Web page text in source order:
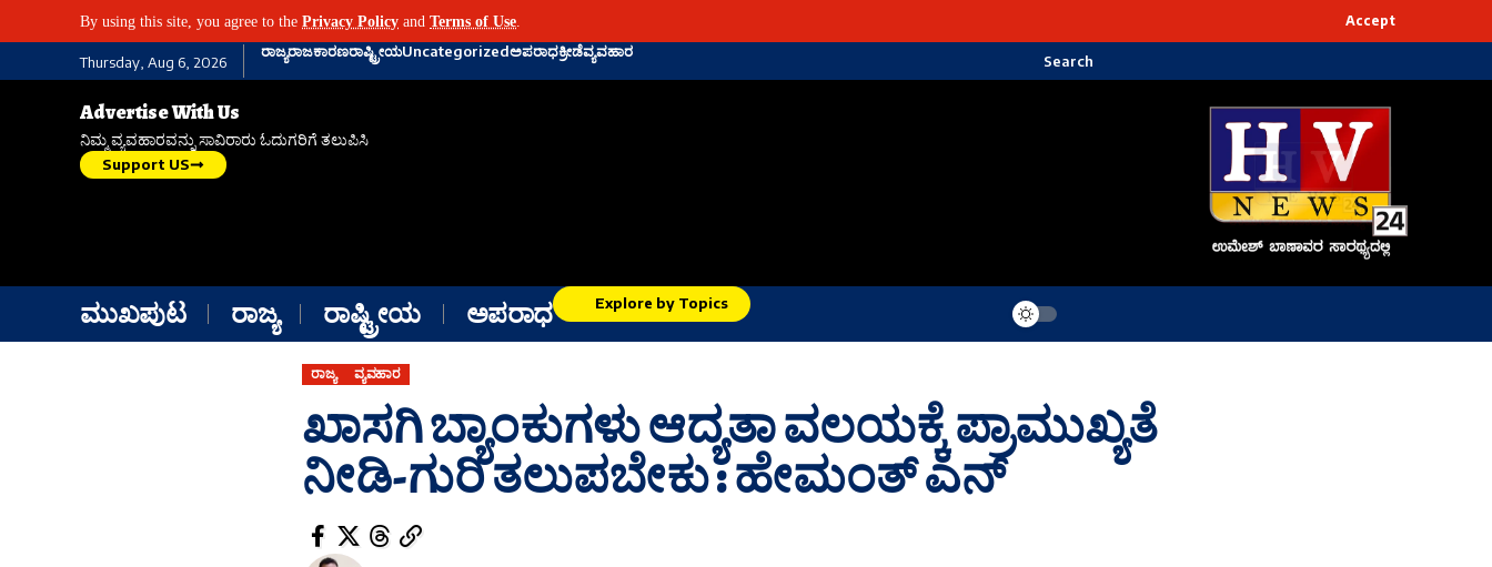
By using this site, you agree to the Privacy Policy and Terms of Use Accept
Thursday, Aug 6, 2026
ರಾಜ್ಯರಾಜಕಾರಣರಾಷ್ಟ್ರೀಯUncategorizedಅಪರಾಧಕ್ರೀಡೆವ್ಯವಹಾರ
Search
Advertise With Us
ನಿಮ್ಮ ವ್ಯವಹಾರವನ್ನು ಸಾವಿರಾರು ಓದುಗರಿಗೆ ತಲುಪಿಸಿ
Support US
ಮುಖಪುಟ ರಾಜ್ಯ ರಾಷ್ಟ್ರೀಯ ಅಪರಾಧ Explore by Topics
ರಾಜ್ಯ ವ್ಯವಹಾರ
ಖಾಸಗಿ ಬ್ಯಾಂಕುಗಳು ಆದ್ಯತಾ ವಲಯಕ್ಕೆ ಪ್ರಾಮುಖ್ಯತೆ
ನೀಡಿ-ಗುರಿ ತಲುಪಬೇಕು : ಹೇಮಂತ್ ಎನ್